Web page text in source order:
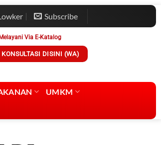
Subscribe
Melayani Via E-Katalog
KONSULTASI DISINI (WA)
UMKM